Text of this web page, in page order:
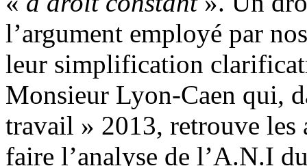
l’argument employé par
leur simplification
Monsieur Lyon-Caen qui,
travail » 2013, retrouve les
faire l’analyse de l’A.N.I